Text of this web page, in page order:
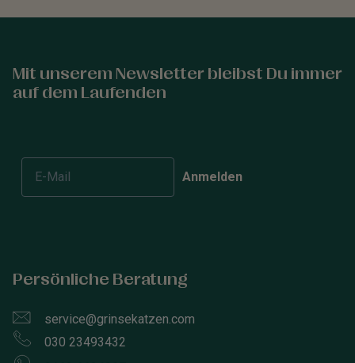
Persönliche Beratung
service@grinsekatzen.com
030 23493432
Mit unserem Newsletter bleibst Du immer
auf dem Laufenden
Anmelden